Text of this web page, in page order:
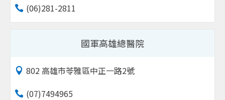
(06)281-2811
國軍高雄總醫院
802 高雄市苓雅區中正一路2號
(07)7494965